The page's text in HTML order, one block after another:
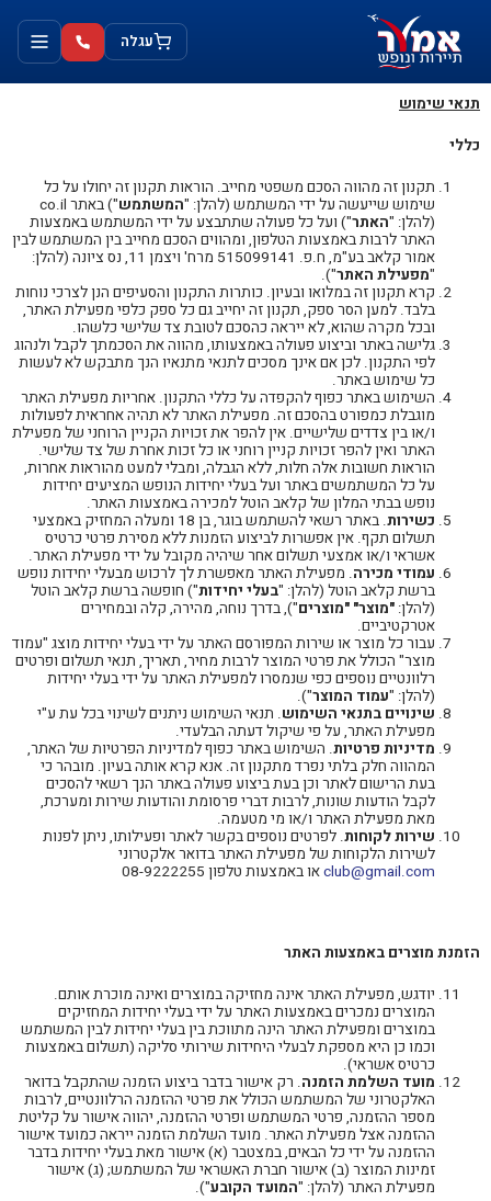
עגלה
תנאי שימוש
כללי
תקנון זה מהווה הסכם משפטי מחייב. הוראות תקנון זה יחולו על כל
שימוש שייעשה על ידי המשתמש (להלן: "המשתמש
") באתר co.il
(להלן: "האתר") ועל כל פעולה שתתבצע על ידי המשתמש באמצעות
האתר לרבות באמצעות הטלפון, ומהווים הסכם מחייב בין המשתמש לבין
אמור קלאב בע"מ, ח.פ. 515099141 מרח' ויצמן 11, נס ציונה (להלן:
"מפעילת האתר").
קרא תקנון זה במלואו ובעיון. כותרות התקנון והסעיפים הנן לצרכי נוחות
בלבד. למען הסר ספק, תקנון זה יחייב גם כל ספק כלפי מפעילת האתר,
ובכל מקרה שהוא, לא ייראה כהסכם לטובת צד שלישי כלשהו.
גלישה באתר וביצוע פעולה באמצעותו, מהווה את הסכמתך לקבל ולנהוג
לפי התקנון. לכן אם אינך מסכים לתנאי מתנאיו הנך מתבקש לא לעשות
כל שימוש באתר.
השימוש באתר כפוף להקפדה על כללי התקנון. אחריות מפעילת האתר
מוגבלת כמפורט בהסכם זה. מפעילת האתר לא תהיה אחראית לפעולות
ו/או בין צדדים שלישיים. אין להפר את זכויות הקניין הרוחני של מפעילת
האתר ואין להפר זכויות קניין רוחני או כל זכות אחרת של צד שלישי.
הוראות חשובות אלה חלות, ללא הגבלה, ומבלי למעט מהוראות אחרות,
על כל המשתמשים באתר ועל בעלי יחידות הנופש המציעים יחידות
נופש בבתי המלון של קלאב הוטל למכירה באמצעות האתר.
כשירות
. באתר רשאי להשתמש בוגר, בן 18 ומעלה המחזיק באמצעי
תשלום תקף. אין אפשרות לביצוע הזמנות ללא מסירת פרטי כרטיס
אשראי ו/או אמצעי תשלום אחר שיהיה מקובל על ידי מפעילת האתר.
עמודי מכירה. מפעילת האתר מאפשרת לך לרכוש מבעלי יחידות נופש
ברשת קלאב הוטל (להלן: "בעלי יחידות") חופשה ברשת קלאב הוטל
(להלן:"מוצר" "מוצרים"), בדרך נוחה, מהירה, קלה ובמחירים
אטרקטיביים.
עבור כל מוצר או שירות המפורסם האתר על ידי בעלי יחידות מוצג "עמוד
מוצר" הכולל את פרטי המוצר לרבות מחיר, תאריך, תנאי תשלום ופרטים
רלוונטיים נוספים כפי שנמסרו למפעילת האתר על ידי בעלי יחידות
(להלן: "עמוד המוצר").
שינויים בתנאי השימוש. תנאי השימוש ניתנים לשינוי בכל עת ע"י
מפעילת האתר, על פי שיקול דעתה הבלעדי.
מדיניות פרטיות. השימוש באתר כפוף למדיניות הפרטיות של האתר,
המהווה חלק בלתי נפרד מתקנון זה. אנא קרא אותה בעיון. מובהר כי
בעת הרישום לאתר וכן בעת ביצוע פעולה באתר הנך רשאי להסכים
לקבל הודעות שונות, לרבות דברי פרסומת והודעות שירות ומערכת,
מאת מפעילת האתר ו/או מי מטעמה.
שירות לקוחות. לפרטים נוספים בקשר לאתר ופעילותו, ניתן לפנות
לשירות הלקוחות של מפעילת האתר בדואר אלקטרוני
club@gmail.comאו באמצעות טלפון 08-9222255
הזמנת מוצרים באמצעות האתר
יודגש, מפעילת האתר אינה מחזיקה במוצרים ואינה מוכרת אותם.
המוצרים נמכרים באמצעות האתר על ידי בעלי יחידות המחזיקים
במוצרים ומפעילת האתר הינה מתווכת בין בעלי יחידות לבין המשתמש
וכמו כן היא מספקת לבעלי היחידות שירותי סליקה (תשלום באמצעות
כרטיס אשראי).
מועד השלמת הזמנה. רק אישור בדבר ביצוע הזמנה שהתקבל בדואר
האלקטרוני של המשתמש הכולל את פרטי ההזמנה הרלוונטיים, לרבות
מספר ההזמנה, פרטי המשתמש ופרטי ההזמנה, יהווה אישור על קליטת
ההזמנה אצל מפעילת האתר. מועד השלמת הזמנה ייראה כמועד אישור
ההזמנה על ידי כל הבאים, במצטבר (א) אישור מאת בעלי יחידות בדבר
זמינות המוצר (ב) אישור חברת האשראי של המשתמש; (ג) אישור
מפעילת האתר (להלן: "המועד הקובע").